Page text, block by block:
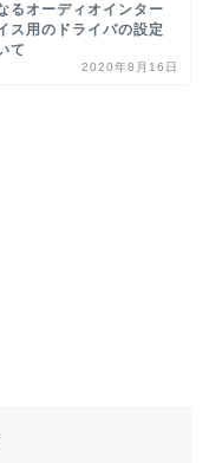
るオーディオインター
ス用のドライバの設定
て
2020年8月16日